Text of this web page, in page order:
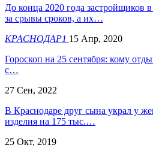
До конца 2020 года застройщиков
за срывы сроков, а их…
КРАСНОДАР1 15 Апр, 2020
Гороскоп на 25 сентября: кому
с…
27 Сен, 2022
В Краснодаре друг сына украл у
изделия на 175 тыс.…
25 Окт, 2019